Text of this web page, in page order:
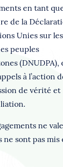
en tant
de la
Unies sur les
peuples
(DNUDPA),
à l’action
de vérité et
ne
ne sont pas mis